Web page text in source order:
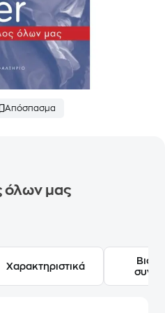
Απόσπασμα
όλων μας
Χαρακτηριστικά